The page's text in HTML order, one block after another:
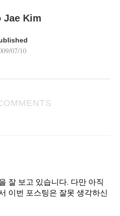
Jae Kim
07/10
잘 보고 있습니다. 다만 아직
이번 포스팅은 잘못 생각하신